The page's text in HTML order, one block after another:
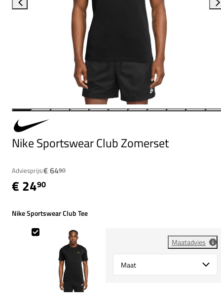
Nike Sportswear Club Zomerset
Adviesprijs:€ 6490
€ 2490
Nike Sportswear Club Tee
Maatadvies
Select {option} for {name}
Nike Sportswear Club Tee